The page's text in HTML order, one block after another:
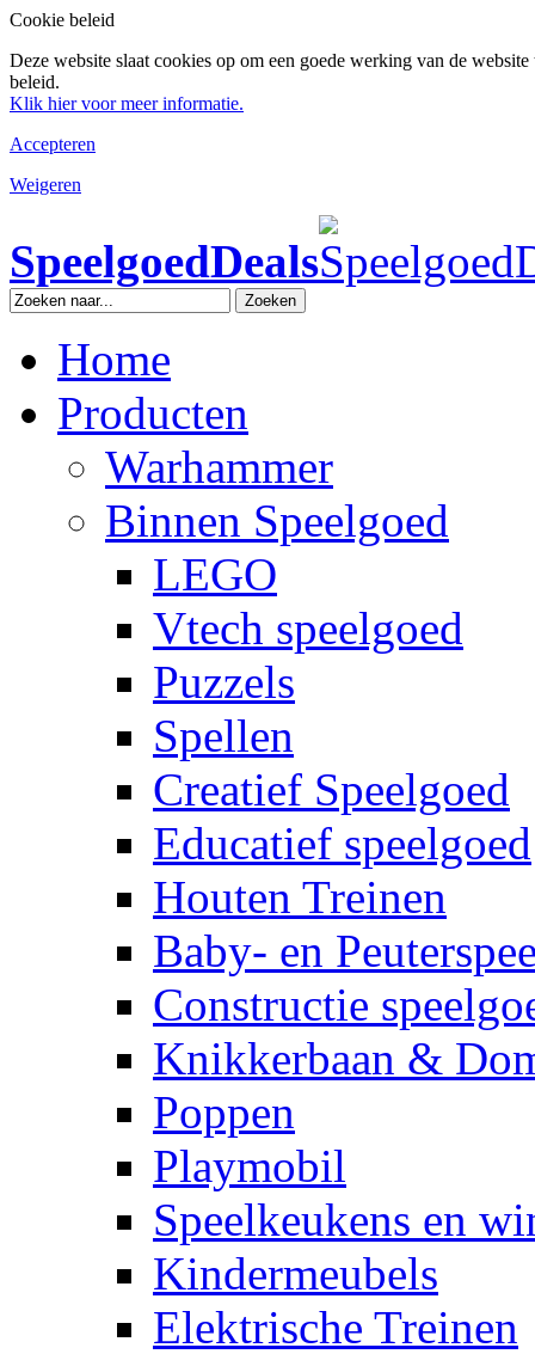
Cookie beleid
Deze website slaat cookies op om een goede werking van de
beleid.
Klik hier voor meer informatie.
Accepteren
Weigeren
SpeelgoedDeals
Zoeken
Home
Producten
Warhammer
Binnen Speelgoed
LEGO
Vtech speelgoed
Puzzels
Spellen
Creatief Speelgoed
Educatief speelgoed
Houten Treinen
Baby- en
Constructie
Knikkerbaan &
Poppen
Playmobil
Speelkeukens en
Kindermeubels
Elektrische Treinen